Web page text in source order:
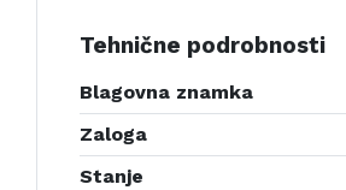
Tehnične podrobnosti
Blagovna znamka
Zaloga
Stanje